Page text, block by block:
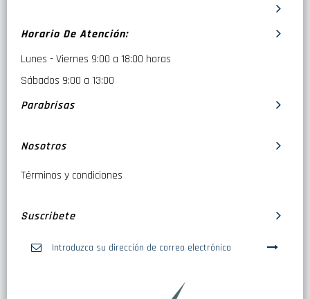
Horario De Atención:
Lunes - Viernes 9:00 a 18:00 horas
Sábados 9:00 a 13:00
Parabrisas
Nosotros
Términos y condiciones
Suscribete